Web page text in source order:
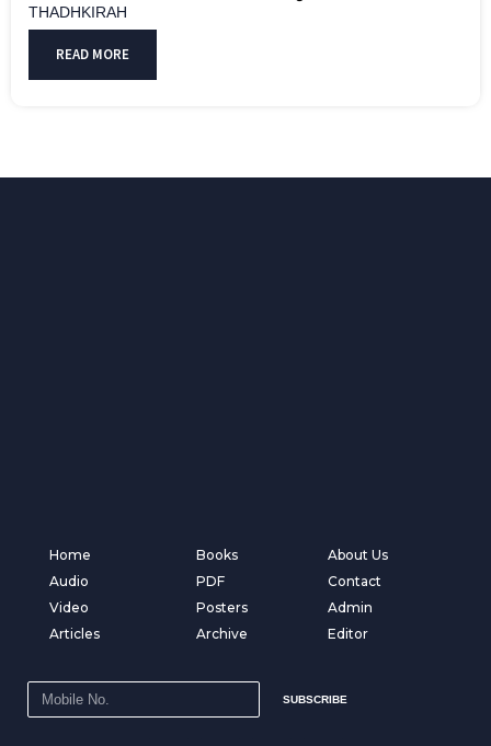
THADHKIRAH
READ MORE
Home
Audio
Video
Articles
Books
PDF
Posters
Archive
About Us
Contact
Admin
Editor
SUBSCRIBE